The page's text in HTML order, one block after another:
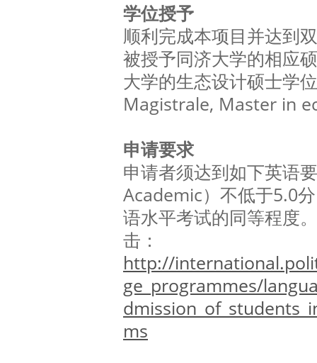
学位授予
顺利完成本项目并达到
被授予同济大学的相应
大学的生态设计硕士学
Magistrale, Master in
申请要求
申请者须达到如下英语
Academic）不低于5.0
语水平考试的同等程度
击：
http://
ge_programmes/
ms